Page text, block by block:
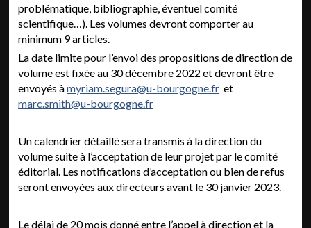
problématique, bibliographie, éventuel comité
scientifique…). Les volumes devront comporter au
minimum 9 articles.
La date limite pour l’envoi des propositions de direction de
volume est fixée au 30 décembre 2022 et devront être
envoyés àmyriam.segura@u-bourgogne.fr et
marc.smith@u-bourgogne.fr
Un calendrier détaillé sera transmis à la direction du
volume suite à l’acceptation de leur projet par le comité
éditorial. Les notifications d’acceptation ou bien de refus
seront envoyées aux directeurs avant le 30 janvier 2023.
Le délai de 20 mois donné entre l’appel à direction et la